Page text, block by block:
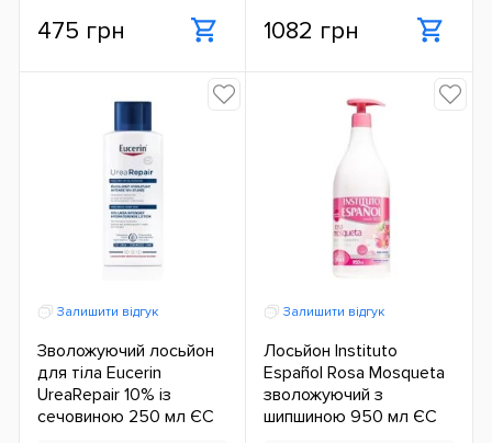
475 грн 1082 грн
Залишити відгук
Зволожуючий лосьйон
для тіла Eucerin
UreaRepair 10% із
сечовиною 250 мл ЄС
Залишити відгук
Лосьйон Instituto
Español Rosa Mosqueta
зволожуючий з
шипшиною 950 мл ЄС